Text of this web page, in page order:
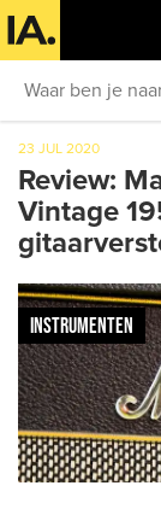
23 JUL 2020
Review:
Vintage
INSTRUMENTEN